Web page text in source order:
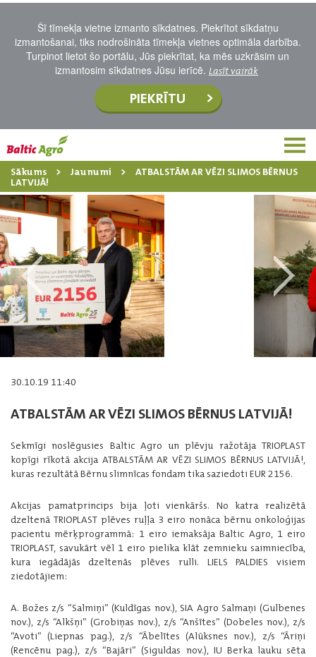
Šī tīmekļa vietne izmanto sīkdatnes. Piekrītot sīkdatņu
izmantošanai, tiks nodrošināta tīmekļa vietnes optimāla darbība.
Turpinot lietot šo portālu, Jūs piekrītat, ka mēs uzkrāsim un
izmantosim sīkdatnes Jūsu ierīcē. Lasīt vairāk
PIEKRĪTU
Sākums Jaunumi
ATBALSTĀM AR VĒZI SLIMOS BĒRNUS
LATVIJĀ!
30.10.19 11:40
ATBALSTĀM AR VĒZI SLIMOS BĒRNUS LATVIJĀ!
Sekmīgi noslēgusies Baltic Agro un plēvju ražotāja TRIOPLAST
kopīgi rīkotā akcija ATBALSTĀM AR VĒZI SLIMOS BĒRNUS LATVIJĀ!,
kuras rezultātā Bērnu slimnīcas fondam tika saziedoti EUR 2156.
Akcijas pamatprincips bija ļoti vienkāršs. No katra realizētā
dzeltenā TRIOPLAST plēves ruļļa 3 eiro nonāca bērnu onkoloģijas
pacientu mērķprogrammā: 1 eiro iemaksāja Baltic Agro, 1 eiro
TRIOPLAST, savukārt vēl 1 eiro pielika klāt zemnieku saimniecība,
kura iegādājās dzeltenās plēves rulli. LIELS PALDIES visiem
ziedotājiem:
A. Božes z/s “Salmiņi” (Kuldīgas nov.), SIA Agro Salmaņi (Gulbenes
nov.), z/s “Alkšņi” (Grobiņas nov.), z/s “Anšītes” (Dobeles nov.), z/s
“Avoti” (Liepnas pag.), z/s “Ābelītes (Alūksnes nov.), z/s “Āriņi
(Rencēnu pag.), z/s “Bajāri” (Siguldas nov.), IU Berka lauku sēta